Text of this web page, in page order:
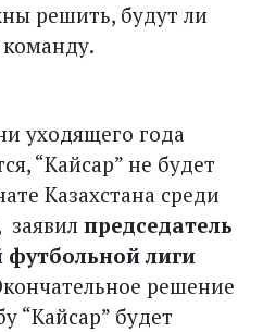
решить, будут ли
уходящего года
“Кайсар” не будет
Казахстана среди
заявил председатель
лиги
решение
“Кайсар” будет